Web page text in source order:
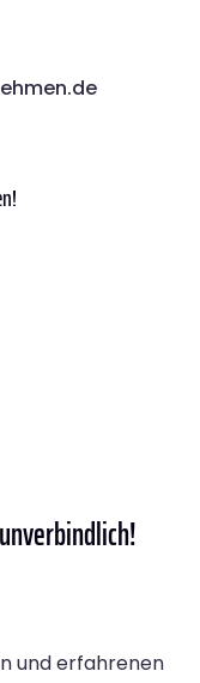
und erfahrenen